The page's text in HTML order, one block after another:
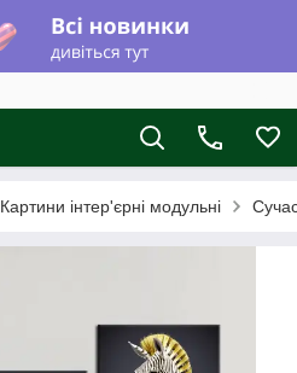
Картини інтер'єрні модульні